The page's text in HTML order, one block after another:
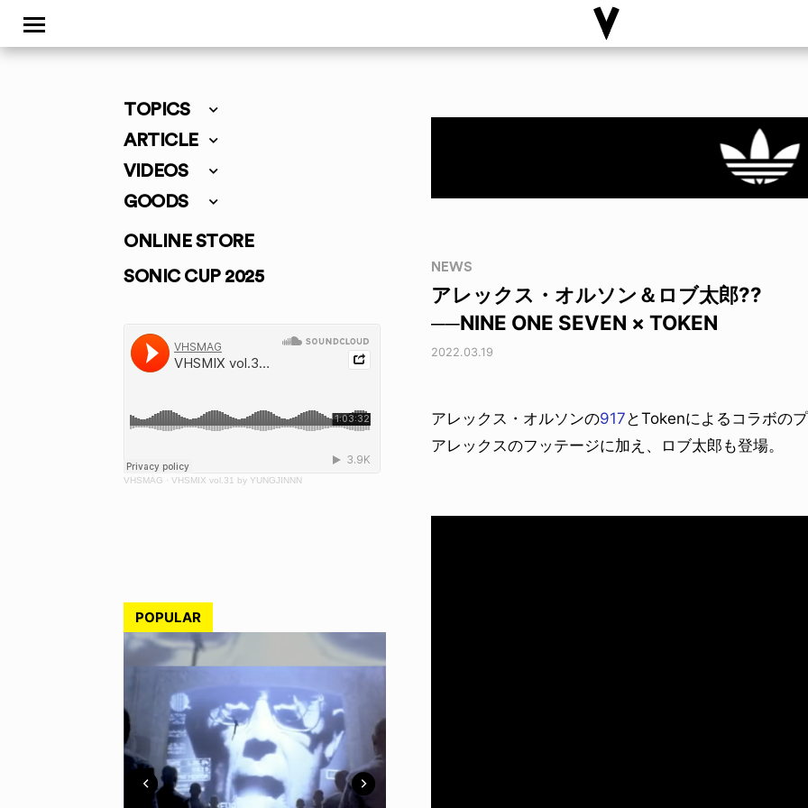
TOPICS
ARTICLE
VIDEOS
GOODS
ONLINE STORE
SONIC CUP 2025
VHSMAG · VHSMIX vol.31 by YUNGJINNN
POPULAR
NEWS
アレックス・オルソン＆ロブ太郎??
──NINE ONE SEVEN × TOKEN
2022.03.19
アレックス・オルソンの917 とTokenによるコラボのプ
アレックスのフッテージに加え、ロブ太郎も登場。